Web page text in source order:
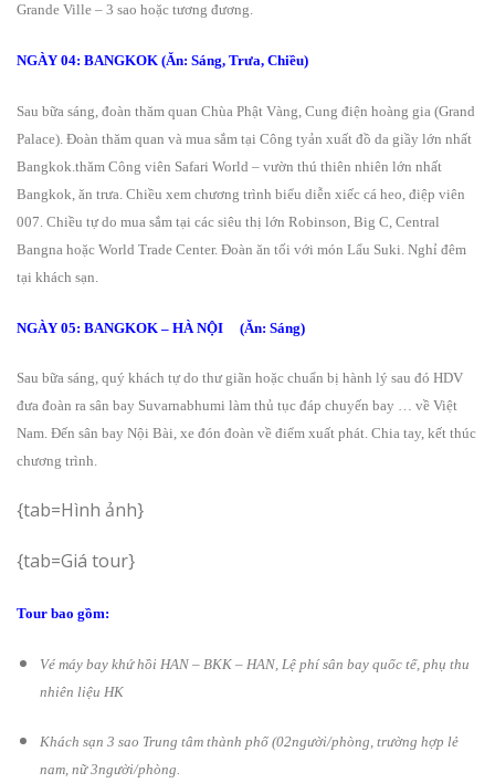
Grande Ville – 3 sao hoặc tương đương.
NGÀY 04: BANGKOK (Ăn: Sáng, Trưa, Chiều)
Sau bữa sáng, đoàn thăm quan Chùa Phật Vàng, Cung điện hoàng gia (Grand
Palace). Đoàn thăm quan và mua sắm tại Công tyản xuất đồ da giầy lớn nhất
Bangkok.thăm Công viên Safari World – vườn thú thiên nhiên lớn nhất
Bangkok, ăn trưa. Chiều xem chương trình biểu diễn xiếc cá heo, điệp viên
007. Chiều tự do mua sắm tại các siêu thị lớn Robinson, Big C, Central
Bangna hoặc World Trade Center. Đoàn ăn tối với món Lẩu Suki. Nghỉ đêm
tại khách sạn.
NGÀY 05: BANGKOK – HÀ NỘI (Ăn: Sáng)
Sau bữa sáng, quý khách tự do thư giãn hoặc chuẩn bị hành lý sau đó HDV
đưa đoàn ra sân bay Suvarnabhumi làm thủ tục đáp chuyến bay … về Việt
Nam. Đến sân bay Nội Bài, xe đón đoàn về điểm xuất phát. Chia tay, kết thúc
chương trình.
{tab=Hình ảnh}
{tab=Giá tour}
Tour bao gồm:
Vé máy bay khứ hồi HAN – BKK – HAN, Lệ phí sân bay quốc tế, phụ thu
nhiên liệu HK
Khách sạn 3 sao Trung tâm thành phố (02ng­­ười/phòng, trường hợp lẻ
nam, nữ 3ng­­ười/phòng.